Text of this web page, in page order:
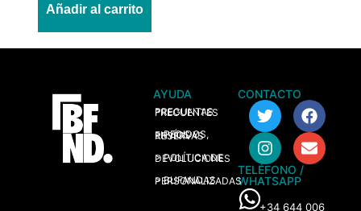
Añadir al carrito
AYUDA
> PREGUNTAS FRECUENTES
> PEDIDOS, ENVÍOS Y RESERVAS
> POLÍTICA DE DEVOLUCIONES
> BUFANDAS PERSONALIZADAS
CONTACTO
TELÉFONO /
WHATSAPP
+34 644 006